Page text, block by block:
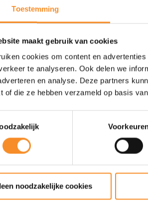
Toestemming
maakt gebruik van cookies
cookies om content en
te analyseren. Ook delen we
en analyse. Deze partners
of die ze hebben verzameld op basis
noodzakelijke cookies
Fit Multi Short (Boys)